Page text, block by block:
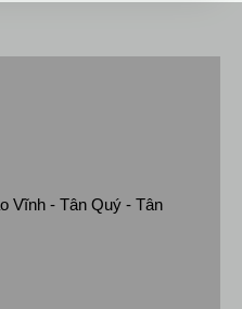
Vĩnh - Tân Quý - Tân